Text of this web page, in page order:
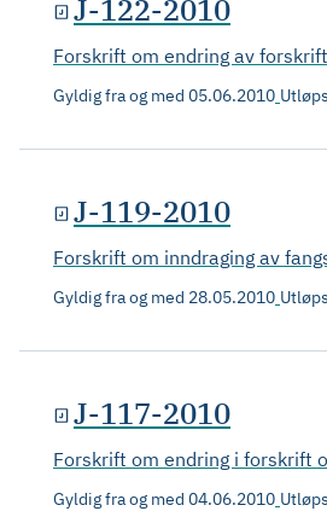
J-122-2010
Forskrift om endring av
Gyldig fra og med 05.06.2010
J-119-2010
Forskrift om inndraging av
Gyldig fra og med 28.05.2010
J-117-2010
Forskrift om endring i forskrift
Gyldig fra og med 04.06.2010